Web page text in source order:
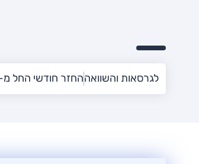
לגרסאות והשוואההחזר חודשי החל